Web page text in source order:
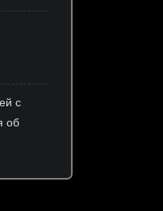
с
об